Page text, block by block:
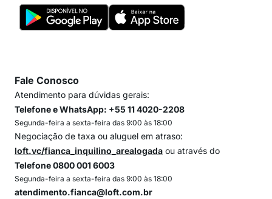
Fale Conosco
Atendimento para dúvidas gerais:
Telefone e WhatsApp: +55 11 4020-2208
Segunda-feira a sexta-feira das 9:00 às 18:00
Negociação de taxa ou aluguel em atraso:
loft.vc/fianca_inquilino_arealogada ou através do
Telefone 0800 001 6003
Segunda-feira a sexta-feira das 9:00 às 18:00
atendimento.fianca@loft.com.br